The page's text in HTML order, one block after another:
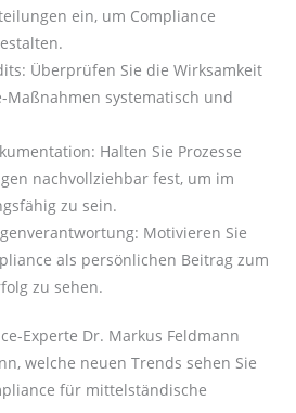
ein, um Compliance
Überprüfen Sie die Wirksamkeit
Maßnahmen systematisch und
Halten Sie Prozesse
nachvollziehbar fest, um im
zu sein.
Motivieren Sie
als persönlichen Beitrag zum
zu sehen.
Experte Dr. Markus Feldmann
welche neuen Trends sehen Sie
für mittelständische